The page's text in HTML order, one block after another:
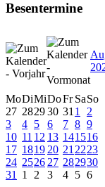
Besentermine
MoDiMiDoFr SaSo
27 282930 31 1
2
3
4 5 6 7 8 9
10 11 12 13 141516
17 1819 20 21 2223
24 2526 27 282930
31
1 2 3 4 5 6